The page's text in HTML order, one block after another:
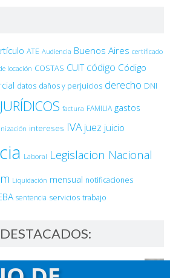
ATE Audiencia Buenos Aires certificado
locación COSTAS CUIT código Código
datos daños y perjuicios derecho DNI
factura FAMILIA gastos
intereses IVA juez juicio
Laboral Legislacion Nacional
Liquidación mensual notificaciones
sentencia servicios trabajo
- Comisiones Médicas